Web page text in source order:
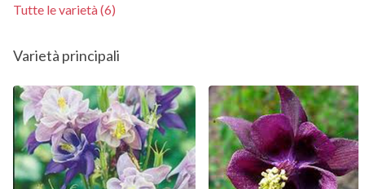
Tutte le varietà (6)
Varietà principali